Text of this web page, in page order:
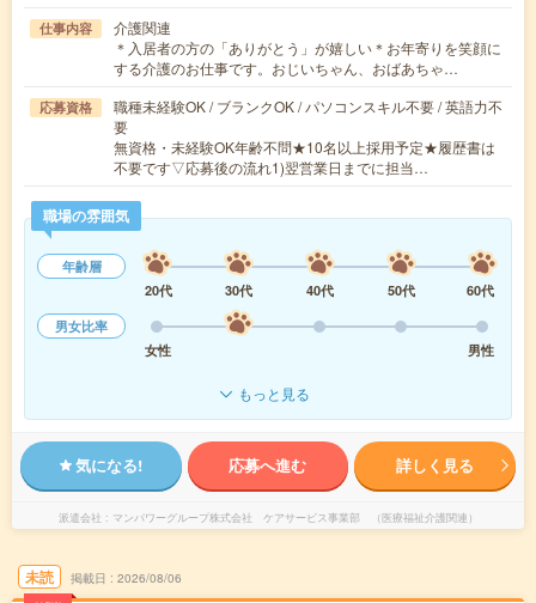
仕事内容
介護関連
＊入居者の方の「ありがとう」が嬉しい＊お年寄りを笑顔に
する介護のお仕事です。おじいちゃん、おばあちゃ…
応募資格
職種未経験OK / ブランクOK / パソコンスキル不要 / 英語力不
要
無資格・未経験OK年齢不問★10名以上採用予定★履歴書は
不要です▽応募後の流れ1)翌営業日までに担当…
職場の雰囲気
年齢層
20代
30代 40代 50代
60代
男女比率
女性
男性
もっと見る
気になる! 応募へ進む 詳しく見る
派遣会社 マンパワーグループ株式会社 ケアサービス事業部 （医療福祉介護関連）
未読 掲載日 2026/08/06